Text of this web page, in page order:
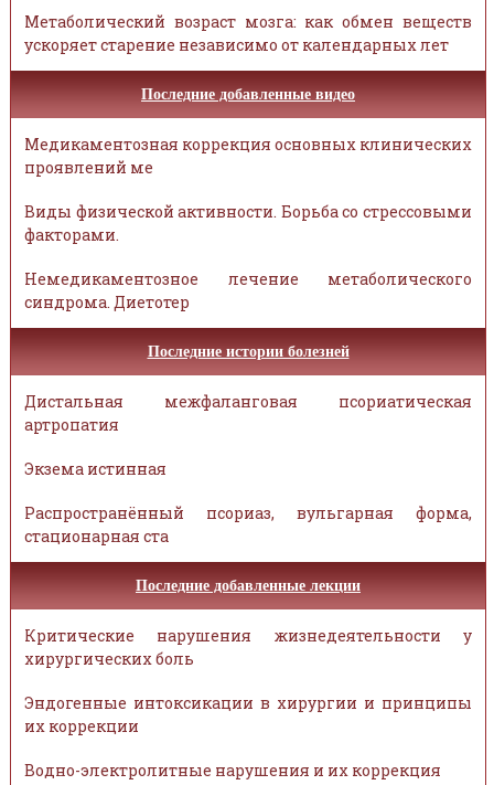
Метаболический возраст мозга: как обмен веществ
ускоряет старение независимо от календарных лет
Последние добавленные видео
Медикаментозная коррекция основных клинических
проявлений ме
Виды физической активности. Борьба со стрессовыми
факторами.
Немедикаментозное лечение метаболического
синдрома. Диетотер
Последние истории болезней
Дистальная межфаланговая псориатическая
артропатия
Экзема истинная
Распространённый псориаз, вульгарная форма,
стационарная ста
Последние добавленные лекции
Критические нарушения жизнедеятельности у
хирургических боль
Эндогенные интоксикации в хирургии и принципы
их коррекции
Водно-электролитные нарушения и их коррекция